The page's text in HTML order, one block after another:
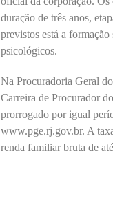
duração de três anos,
previstos está a
psicológicos.
Na Procuradoria Geral
Carreira de Procurador
prorrogado por igual
www.pge.rj.gov.br. A
renda familiar bruta de